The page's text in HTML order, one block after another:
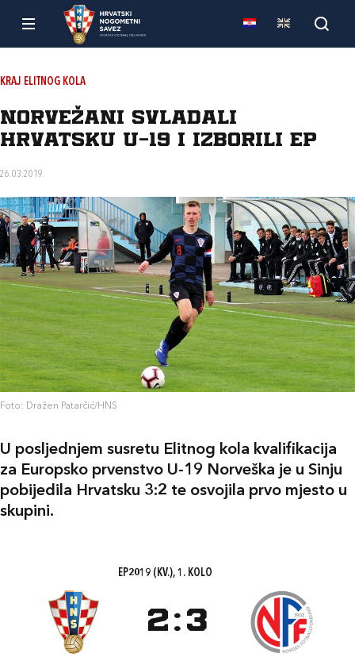
KRAJ ELITNOG KOLA
Norvežani svladali
Hrvatsku U-19 i izborili EP
26.03.2019.
Foto: Dražen Patarčić/HNS
U posljednjem susretu Elitnog kola kvalifikacija
za Europsko prvenstvo U-19 Norveška je u Sinju
pobijedila Hrvatsku 3:2 te osvojila prvo mjesto u
skupini.
EP2019 (KV.), 1. KOLO
2 : 3